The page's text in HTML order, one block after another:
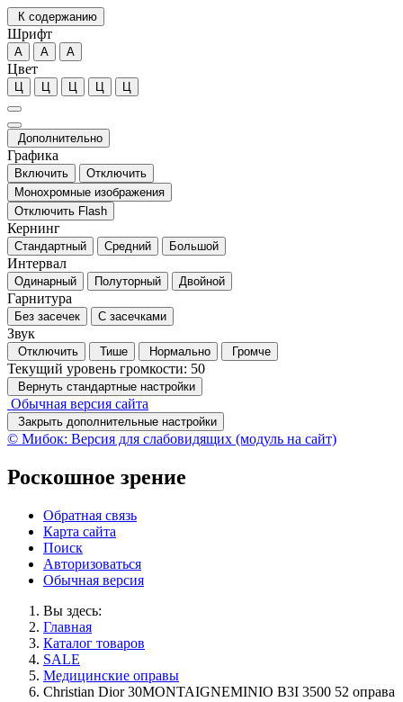
К содержанию
Шрифт
А А А
Цвет
Ц Ц Ц Ц Ц
Дополнительно
Графика
Включить
Отключить
Монохромные изображения
Отключить Flash
Кернинг
Стандартный Средний Большой
Интервал
Одинарный Полуторный Двойной
Гарнитура
Без засечек С засечками
Звук
Отключить Тише Нормально Громче
Текущий уровень громкости: 50
Вернуть стандартные настройки
Обычная версия сайта
Закрыть дополнительные настройки
© Мибок: Версия для слабовидящих (модуль на сайт)
Роскошное зрение
Обратная связь
Карта сайта
Поиск
Авторизоваться
Обычная версия
Вы здесь:
Главная
Каталог товаров
SALE
Медицинские оправы
Christian Dior 30MONTAIGNEMINIO B3I 3500 52 оправа